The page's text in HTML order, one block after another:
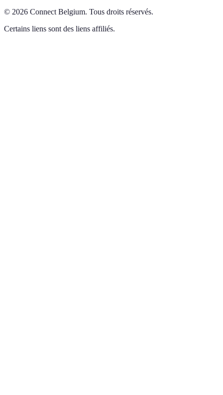
© 2026 Connect Belgium. Tous droits réservés.
Certains liens sont des liens affiliés.